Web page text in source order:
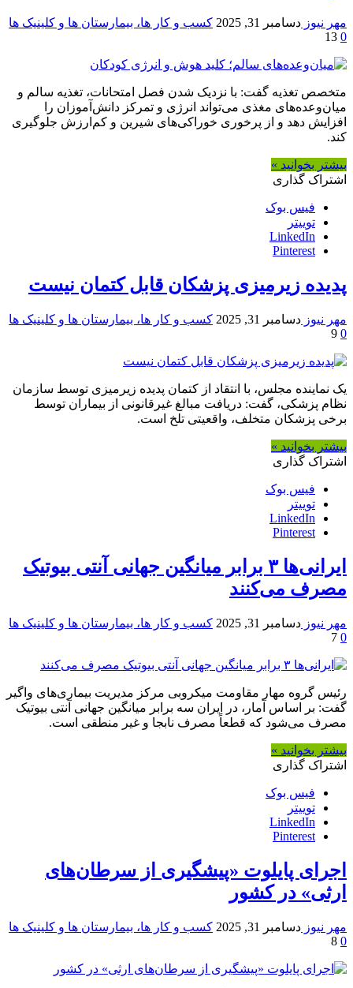
مهر نیوز دسامبر 31, 2025
کسب و کار ها، بیمارستان ها و کلینیک ها
0
13
متخصص تغذیه گفت: با نزدیک شدن فصل امتحانات، تغذیه سالم و
میان‌وعده‌های مغذی می‌تواند انرژی و تمرکز دانش‌آموزان را
افزایش دهد و از پرخوری خوراکی‌های شیرین و کم‌ارزش جلوگیری
کند.
بیشتر بخوانید »
اشتراک گذاری
فیس بوک
توییتر
LinkedIn
Pinterest
پدیده زیرمیزی پزشکان قابل کتمان نیست
مهر نیوز دسامبر 31, 2025
کسب و کار ها، بیمارستان ها و کلینیک ها
0
9
یک نماینده مجلس، با انتقاد از کتمان پدیده زیرمیزی توسط سازمان
نظام پزشکی، گفت: دریافت مبالغ غیرقانونی از بیماران توسط
برخی پزشکان متخلف، واقعیتی تلخ است.
بیشتر بخوانید »
اشتراک گذاری
فیس بوک
توییتر
LinkedIn
Pinterest
ایرانی‌ها ۳ برابر میانگین جهانی آنتی بیوتیک
مصرف می‌کنند
مهر نیوز دسامبر 31, 2025
کسب و کار ها، بیمارستان ها و کلینیک ها
0
7
رئیس گروه مهار مقاومت میکروبی مرکز مدیریت بیماری‌های واگیر
گفت: بر اساس آمار، در ایران سه برابر میانگین جهانی آنتی بیوتیک
مصرف می‌شود که قطعاً مصرف نابجا و غیر منطقی است.
بیشتر بخوانید »
اشتراک گذاری
فیس بوک
توییتر
LinkedIn
Pinterest
اجرای پایلوت «پیشگیری از سرطان‌های
ارثی» در کشور
مهر نیوز دسامبر 31, 2025
کسب و کار ها، بیمارستان ها و کلینیک ها
0
8